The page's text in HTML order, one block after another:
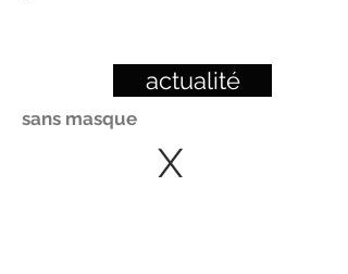
actualité
sans masque
X